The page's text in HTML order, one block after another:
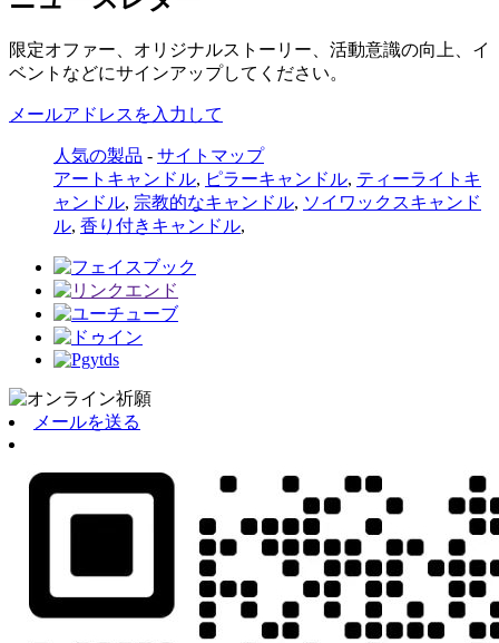
限定オファー、オリジナルストーリー、活動意識の向上、イ
ベントなどにサインアップしてください。
メールアドレスを入力して
人気の製品 - サイトマップ
アートキャンドル, ピラーキャンドル, ティーライトキ
ャンドル, 宗教的なキャンドル, ソイワックスキャンド
ル, 香り付きキャンドル,
メールを送る